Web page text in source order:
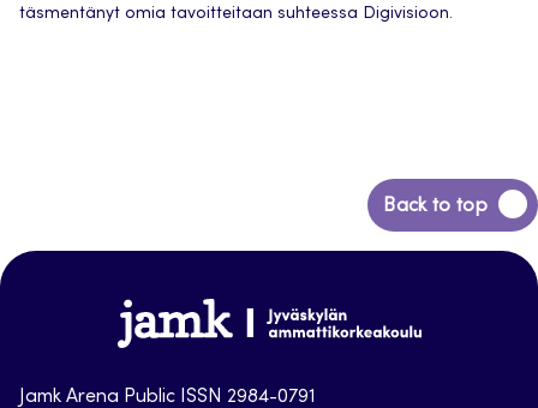
täsmentänyt omia tavoitteitaan suhteessa Digivisioon.
Back to top
Back
to
Jamk-
arena
Jamk Arena Public ISSN 2984-0791